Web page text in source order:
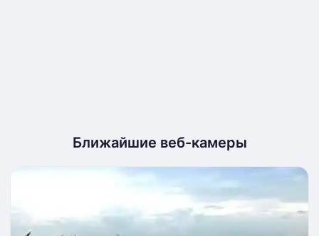
Ближайшие веб-камеры